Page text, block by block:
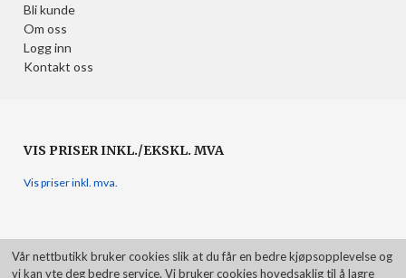
Bli kunde
Om oss
Logg inn
Kontakt oss
VIS PRISER INKL./EKSKL. MVA
Vis priser inkl. mva.
Vår nettbutikk bruker cookies slik at du får en bedre kjøpsopplevelse og
vi kan yte deg bedre service. Vi bruker cookies hovedsaklig til å lagre